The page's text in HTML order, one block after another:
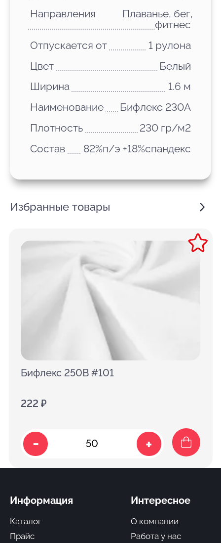
Направления
Плаванье, бег,
фитнес
Отпускается от
1 рулона
Цвет
Белый
Ширина
1.6 м
Наименование
Бифлекс 230А
Плотность
230 гр/м2
Состав
82%п/э +18%спандекс
Избранные товары
Бифлекс 250B #101
222 ₽
- +
Информация
Каталог
Прайс
Интересное
О компании
Работа у нас